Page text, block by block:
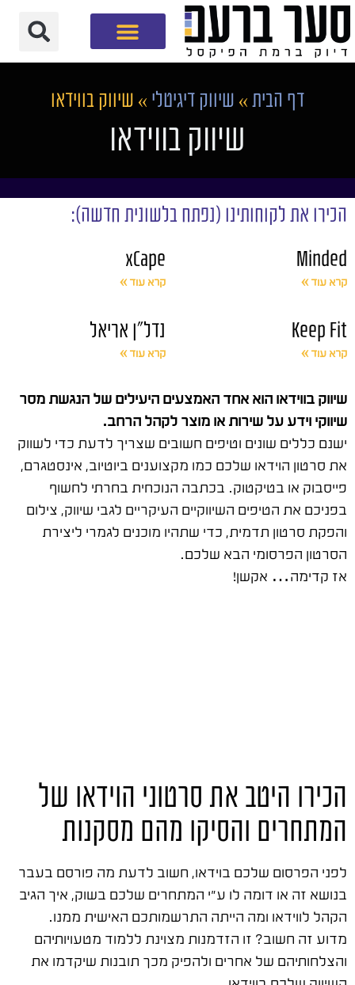
דף הבית » שיווק דיגיטלי » שיווק בווידאו
שיווק בווידאו
הכירו את לקוחותינו (נפתח בלשונית חדשה):
Minded
קרא עוד »
xCape
קרא עוד »
Keep Fit
קרא עוד »
נדל"ן אריאל
קרא עוד »
שיווק בווידאו הוא אחד האמצעים היעילים של הנגשת מסר
שיווקי וידע על שירות או מוצר לקהל הרחב.
ישנם כללים שונים וטיפים חשובים שצריך לדעת כדי לשווק
את סרטון הוידאו שלכם כמו מקצוענים ביוטיוב, אינסטגרם,
פייסבוק או בטיקטוק. בכתבה הנוכחית בחרתי לחשוף
בפניכם את הטיפים השיווקיים העיקריים לגבי שיווק, צילום
והפקת סרטון תדמית, כדי שתהיו מוכנים לגמרי ליצירת
הסרטון הפרסומי הבא שלכם.
אז קדימה… אקשן!
הכירו היטב את סרטוני הוידאו של
המתחרים והסיקו מהם מסקנות
לפני הפרסום שלכם בוידאו, חשוב לדעת מה פורסם בעבר
בנושא זה או דומה לו ע"י המתחרים שלכם בשוק, איך הגיב
הקהל לווידאו ומה הייתה התרשמותכם האישית ממנו.
מדוע זה חשוב? זו הזדמנות מצוינת ללמוד מטעויותיהם
והצלחותיהם של אחרים ולהפיק מכך תובנות שיקדמו את